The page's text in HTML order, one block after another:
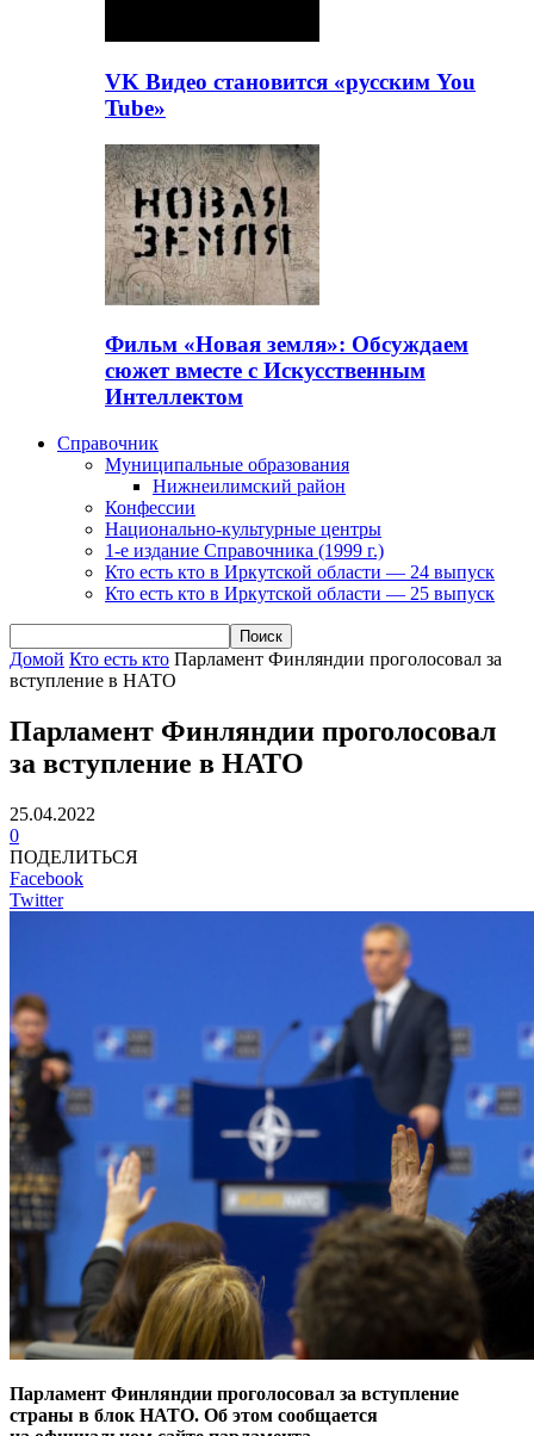
VK Видео становится «русским You
Tube»
Фильм «Новая земля»: Обсуждаем
сюжет вместе с Искусственным
Интеллектом
Справочник
Муниципальные образования
Нижнеилимский район
Конфессии
Национально-культурные центры
1-е издание Справочника (1999 г.)
Кто есть кто в Иркутской области — 24 выпуск
Кто есть кто в Иркутской области — 25 выпуск
Домой Кто есть кто Парламент Финляндии проголосовал за
вступление в НАТО
Парламент Финляндии проголосовал
за вступление в НАТО
25.04.2022
0
ПОДЕЛИТЬСЯ
Facebook
Twitter
Парламент Финляндии проголосовал за вступление
страны в блок НАТО. Об этом сообщается